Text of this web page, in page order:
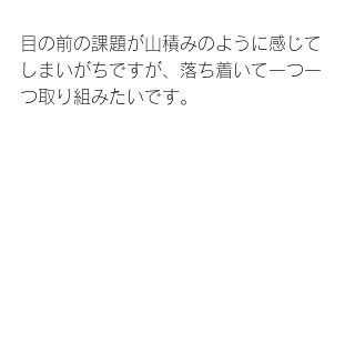
目の前の課題が山積みのように感じて
しまいがちですが、落ち着いて一つ一
つ取り組みたいです。